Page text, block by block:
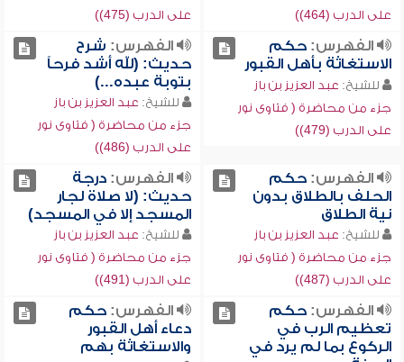
على الدرب (464))
على الدرب (475))
الفهرس:حكم
الاستغاثة بأهل القبور
للشيخ: عبد العزيز بن باز
جزء من محاضرة ( فتاوى نور
على الدرب (479))
الفهرس: شرح
حديث: (لله أشد فرحاً
بتوبة عبده...)
للشيخ: عبد العزيز بن باز
جزء من محاضرة ( فتاوى نور
على الدرب (486))
الفهرس:حكم
الحلف بالطلاق بدون
نية الطلاق
للشيخ: عبد العزيز بن باز
جزء من محاضرة ( فتاوى نور
على الدرب (487))
الفهرس:درجة
حديث: (لا صلاة لجار
المسجد إلا في المسجد)
للشيخ: عبد العزيز بن باز
جزء من محاضرة ( فتاوى نور
على الدرب (491))
الفهرس:حكم
تعظيم الرب في
الركوع بما لم يرد في
الفهرس:حكم
دعاء أهل القبور
والاستغاثة بهم